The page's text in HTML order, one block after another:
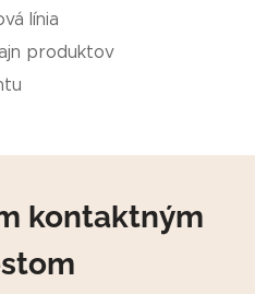
línia
produktov
kontaktným